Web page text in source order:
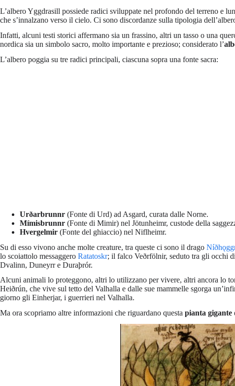
L’albero Yggdrasill possiede radici sviluppate nel profondo del terreno e
che s’innalzano verso il cielo. Ci sono discordanze sulla tipologia
Infatti, alcuni testi storici affermano sia un frassino, altri un tasso o una
nordica sia un simbolo sacro, molto importante e prezioso; considerato l’
L’albero poggia su tre radici principali, ciascuna sopra una fonte sacra:
Urðarbrunnr (Fonte di Urd) ad Asgard, curata dalle Norne.
Mímisbrunnr (Fonte di Mimir) nel Jötunheimr, custode della
Hvergelmir (Fonte del ghiaccio) nel Niflheimr.
Su di esso vivono anche molte creature, tra queste ci sono il drago
lo scoiattolo messaggero Ratatoskr; il falco Veðrfölnir, seduto tra gli occhi
Dvalinn, Duneyrr e Duraþrór.
Alcuni animali lo proteggono, altri lo utilizzano per vivere, altri ancora lo
Heiðrún, che vive sul tetto del Valhalla e dalle sue mammelle sgorga
giorno gli Einherjar, i guerrieri nel Valhalla.
Ma ora scopriamo altre informazioni che riguardano questa pianta gigante